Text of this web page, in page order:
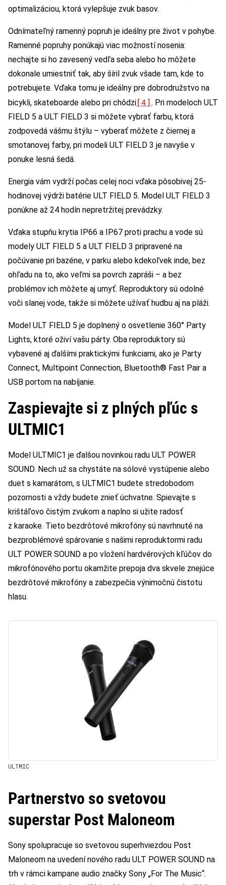
optimalizáciou, ktorá vylepšuje zvuk basov.
Odnímateľný ramenný popruh je ideálny pre život v pohybe.
Ramenné popruhy ponúkajú viac možností nosenia:
nechajte si ho zavesený vedľa seba alebo ho môžete
dokonale umiestniť tak, aby šíril zvuk všade tam, kde to
potrebujete. Vďaka tomu je ideálny pre dobrodružstvo na
bicykli, skateboarde alebo pri chôdzi[4] . Pri modeloch ULT
FIELD 5 a ULT FIELD 3 si môžete vybrať farbu, ktorá
zodpovedá vášmu štýlu – vyberať môžete z čiernej a
smotanovej farby, pri modeli ULT FIELD 3 je navyše v
ponuke lesná šedá.
Energia vám vydrží počas celej noci vďaka pôsobivej 25-
hodinovej výdrži batérie ULT FIELD 5. Model ULT FIELD 3
ponúkne až 24 hodín nepretržitej prevádzky.
Vďaka stupňu krytia IP66 a IP67 proti prachu a vode sú
modely ULT FIELD 5 a ULT FIELD 3 pripravené na
počúvanie pri bazéne, v parku alebo kdekoľvek inde, bez
ohľadu na to, ako veľmi sa povrch zapráši – a bez
problémov ich môžete aj umyť. Reproduktory sú odolné
voči slanej vode, takže si môžete užívať hudbu aj na pláži.
Model ULT FIELD 5 je doplnený o osvetlenie 360° Party
Lights, ktoré oživí vašu párty. Oba reproduktory sú
vybavené aj ďalšími praktickými funkciami, ako je Party
Connect, Multipoint Connection, Bluetooth® Fast Pair a
USB portom na nabíjanie.
Zaspievajte si z plných pľúc s
ULTMIC1
Model ULTMIC1 je ďalšou novinkou radu ULT POWER
SOUND. Nech už sa chystáte na sólové vystúpenie alebo
duet s kamarátom, s ULTMIC1 budete stredobodom
pozornosti a vždy budete znieť úchvatne. Spievajte s
krištáľovo čistým zvukom a naplno si užite radosť
z karaoke. Tieto bezdrôtové mikrofóny sú navrhnuté na
bezproblémové spárovanie s našimi reproduktormi radu
ULT POWER SOUND a po vložení hardvérových kľúčov do
mikrofónového portu okamžite prepoja dva skvele znejúce
bezdrôtové mikrofóny a zabezpečia výnimočnú čistotu
hlasu.
ULTMIC
Partnerstvo so svetovou
superstar Post Maloneom
Sony spolupracuje so svetovou superhviezdou Post
Maloneom na uvedení nového radu ULT POWER SOUND na
trh v rámci kampane audio značky Sony „For The Music“.